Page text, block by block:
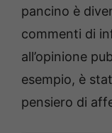
pancino è
commenti di
all’opinione
esempio, è
pensiero di